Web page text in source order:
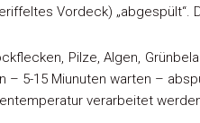
Vordeck)
Pilze, Algen,
– 5-15 Miunuten warten –
verarbeitet